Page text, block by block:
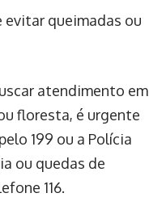
evitar queimadas ou
atendimento em
floresta, é urgente
199 ou a Polícia
ou quedas de
116.